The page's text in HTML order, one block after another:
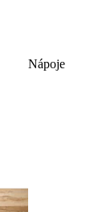
Nápoje